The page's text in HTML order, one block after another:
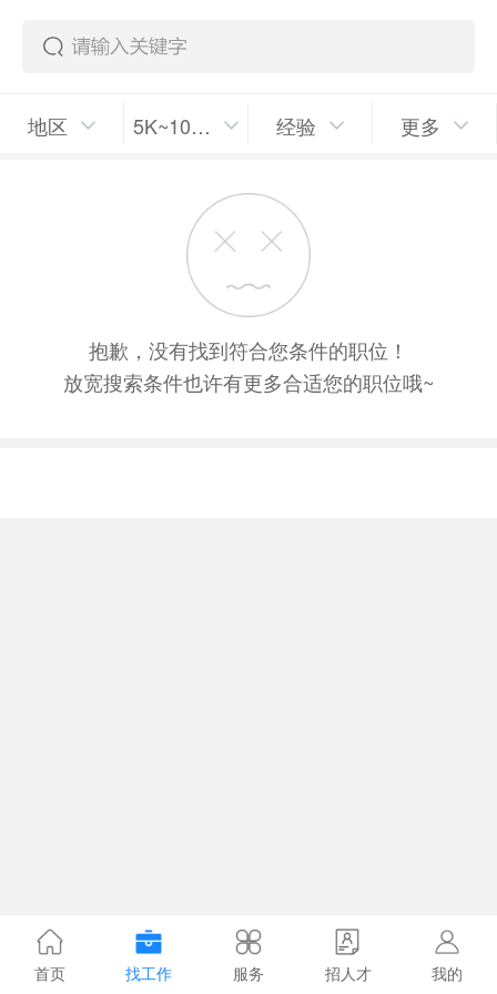
地区 5K~10K/月 经验 更多
抱歉，没有找到符合您条件的职位！
放宽搜索条件也许有更多合适您的职位哦~
首页 找工作 服务 招人才 我的